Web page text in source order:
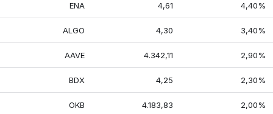
ENA 4,61 4,40%
ALGO 4,30 3,40%
AAVE 4.342,11 2,90%
BDX 4,25 2,30%
OKB 4.183,83 2,00%